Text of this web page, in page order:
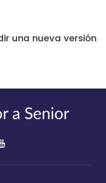
una nueva versión